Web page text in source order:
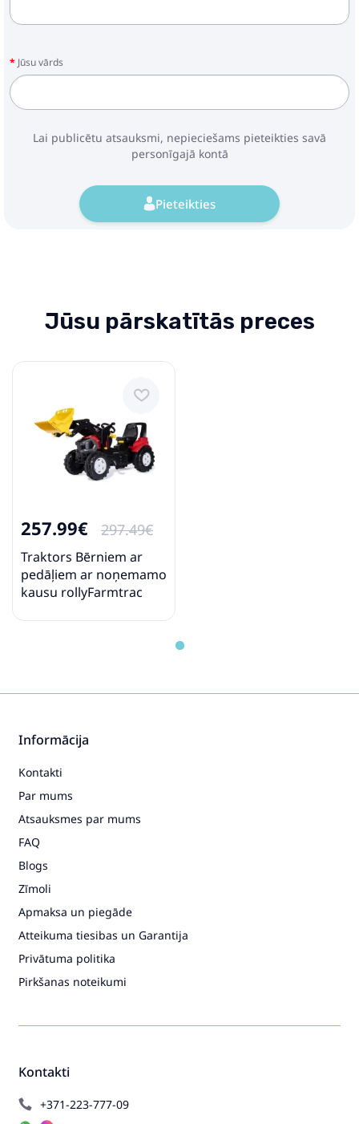
Jūsu vārds
Lai publicētu atsauksmi, nepieciešams pieteikties savā
personīgajā kontā
Pieteikties
Jūsu pārskatītās preces
257.99€ 297.49€
Traktors Bērniem ar
pedāļiem ar noņemamo
kausu rollyFarmtrac
Kontakti
+371-223-777-09
Informācija
Kontakti
Par mums
Atsauksmes par mums
FAQ
Blogs
Zīmoli
Apmaksa un piegāde
Atteikuma tiesibas un Garantija
Privātuma politika
Pirkšanas noteikumi